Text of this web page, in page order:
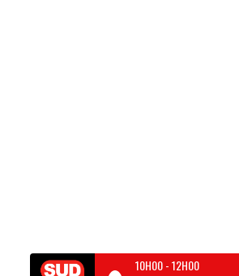
10H00-12H00